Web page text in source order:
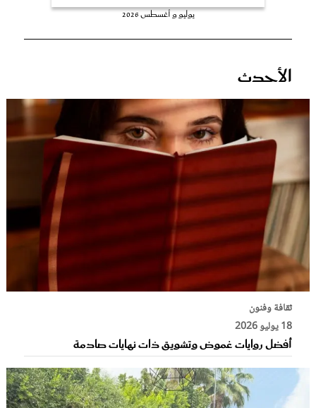
يوليو و أغسطس 2026
الأحدث
ثقافة وفنون
18 يوليو 2026
أفضل روايات غموض وتشويق ذات نهايات صادمة
غلاف رفمي